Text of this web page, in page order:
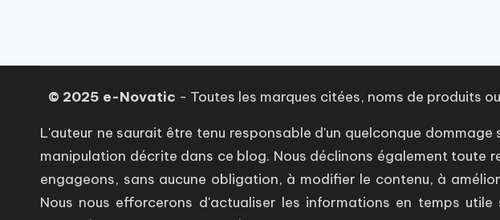
© 2025 e-Novatic - Toutes les marques citées, noms de produits
L'auteur ne saurait être tenu responsable d'un quelconque
manipulation décrite dans ce blog. Nous déclinons également toute
engageons, sans aucune obligation, à modifier le contenu, à
Nous nous efforcerons d'actualiser les informations en temps